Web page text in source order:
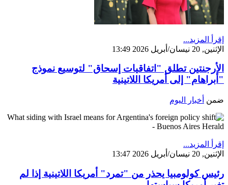
إقرأ المزيد...
الإثنين, 20 نيسان/أبريل 2026 13:49
الأرجنتين تطلق "اتفاقيات إسحاق" لتوسيع نموذج
"أبراهام" إلى أمريكا اللاتينية
ضمن أخبار اليوم
إقرأ المزيد...
الإثنين, 20 نيسان/أبريل 2026 13:47
رئيس كولومبيا يحذر من "تمرد" أمريكا اللاتينية إذا لم